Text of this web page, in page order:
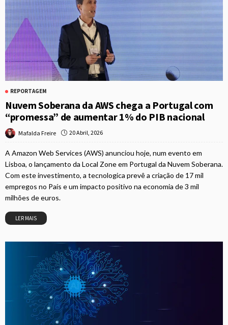
REPORTAGEM
Nuvem Soberana da AWS chega a Portugal com
“promessa” de aumentar 1% do PIB nacional
Mafalda Freire 20 Abril, 2026
A Amazon Web Services (AWS) anunciou hoje, num evento em
Lisboa, o lançamento da Local Zone em Portugal da Nuvem Soberana.
Com este investimento, a tecnologica prevê a criação de 17 mil
empregos no País e um impacto positivo na economia de 3 mil
milhões de euros.
LER MAIS